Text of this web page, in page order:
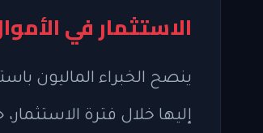
الاستثمار في
ينصح الخبراء الماليون
إليها خلال فترة